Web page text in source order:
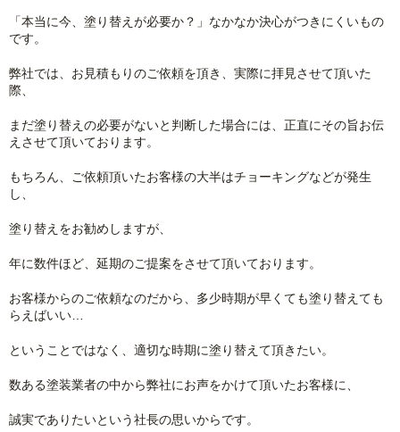
「本当に今、塗り替えが必要か？」なかなか決心がつきにくいもの
です。
弊社では、お見積もりのご依頼を頂き、実際に拝見させて頂いた
際、
まだ塗り替えの必要がないと判断した場合には、正直にその旨お伝
えさせて頂いております。
もちろん、ご依頼頂いたお客様の大半はチョーキングなどが発生
し、
塗り替えをお勧めしますが、
年に数件ほど、延期のご提案をさせて頂いております。
お客様からのご依頼なのだから、多少時期が早くても塗り替えても
らえばいい…
ということではなく、適切な時期に塗り替えて頂きたい。
数ある塗装業者の中から弊社にお声をかけて頂いたお客様に、
誠実でありたいという社長の思いからです。